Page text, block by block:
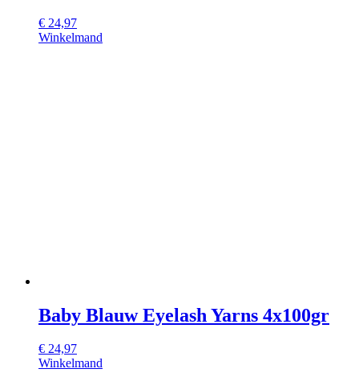
€ 24,97
Winkelmand
Baby Blauw Eyelash Yarns 4x100gr
€ 24,97
Winkelmand